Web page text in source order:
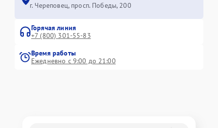
г. Череповец, просп. Победы, 200
Горячая линия
+7 (800) 301-55-83
Время работы
Ежедневно с 9:00 до 21:00